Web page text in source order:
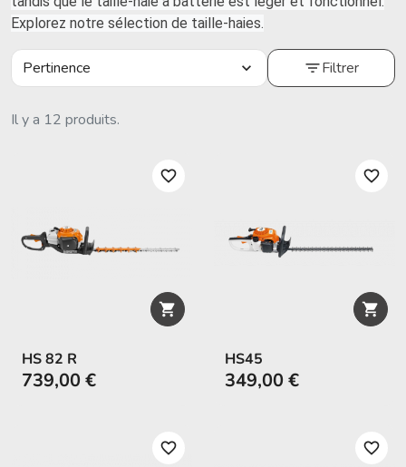
Explorez notre sélection de taille-haies.
Il y a 12 produits.
Pertinence expand_more filter_listFiltrer

favorite_border
HS 82 R
739,00 €

favorite_border
HS45
349,00 €
favorite_border favorite_border